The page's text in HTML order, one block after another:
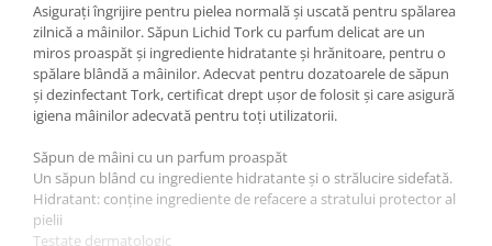
Cearceaf hartie & cearceaf hartie
Hartie igienica
Prosoape hartie pliate
Pungi igienice
Role hartie industriala
Role prosop hartie
Servetele masa & faciale
Asigurați îngrijire pentru pielea normală și uscată pentru spălarea
zilnică a mâinilor. Săpun Lichid Tork cu parfum delicat are un
miros proaspăt și ingrediente hidratante și hrănitoare, pentru o
spălare blândă a mâinilor. Adecvat pentru dozatoarele de săpun
și dezinfectant Tork, certificat drept ușor de folosit și care asigură
igiena mâinilor adecvată pentru toți utilizatorii.
Săpun de mâini cu un parfum proaspăt
Un săpun blând cu ingrediente hidratante și o strălucire sidefată.
Hidratant: conține ingrediente de refacere a stratului protector al
pielii
Testate dermatologic